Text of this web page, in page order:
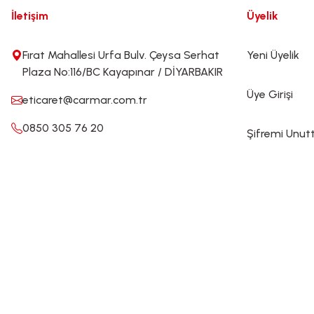
İletişim
Fırat Mahallesi Urfa Bulv. Çeysa Serhat
Plaza No:116/BC Kayapınar / DİYARBAKIR
eticaret@carmar.com.tr
0850 305 76 20
Üyelik
Yeni Üyelik
Üye Girişi
Şifremi